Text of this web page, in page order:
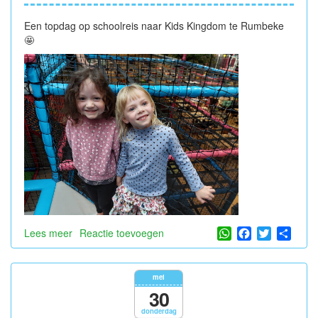
Een topdag op schoolreis naar Kids Kingdom te Rumbeke
🤩
Lees meer over
Schoolreis:
Kids
Reactie toevoegen WhatsApp
Facebook
Twitter
donderdag
mei
30